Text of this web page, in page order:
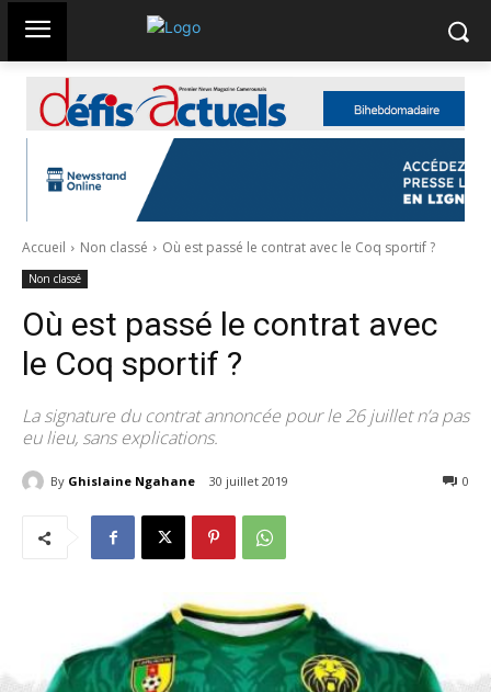
Accueil Non classé Où est passé le contrat avec le Coq sportif ?
Non classé
Où est passé le contrat avec
le Coq sportif ?
La signature du contrat annoncée pour le 26 juillet n’a pas
eu lieu, sans explications.
By Ghislaine Ngahane 30 juillet 2019 0